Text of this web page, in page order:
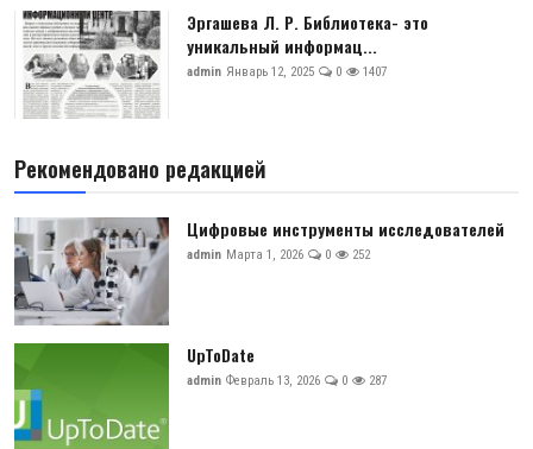
Эргашева Л. Р. Библиотека- это
уникальный информац...
admin Январь 12, 2025 0 1407
Рекомендовано редакцией
Цифровые инструменты исследователей
admin Марта 1, 2026 0 252
UpToDate
admin Февраль 13, 2026 0 287